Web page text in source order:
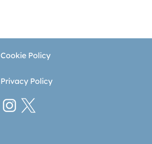
Cookie Policy
Privacy Policy